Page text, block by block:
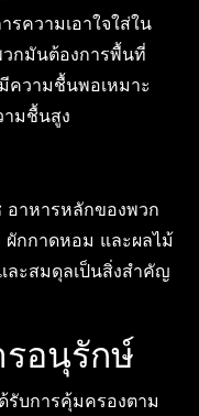
รความเอาใจใส่ใน
กมันต้องการพื้นที่
ความชื้นพอเหมาะ
ามชื้นสูง
อาหารหลักของพวก
ผักกาดหอม และผลไม้
ละสมดุลเป็นสิ่งสำคัญ
อนุรักษ์
รับการคุ้มครองตาม